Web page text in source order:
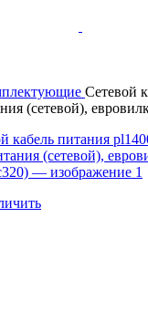
Сетевой
(сетевой),